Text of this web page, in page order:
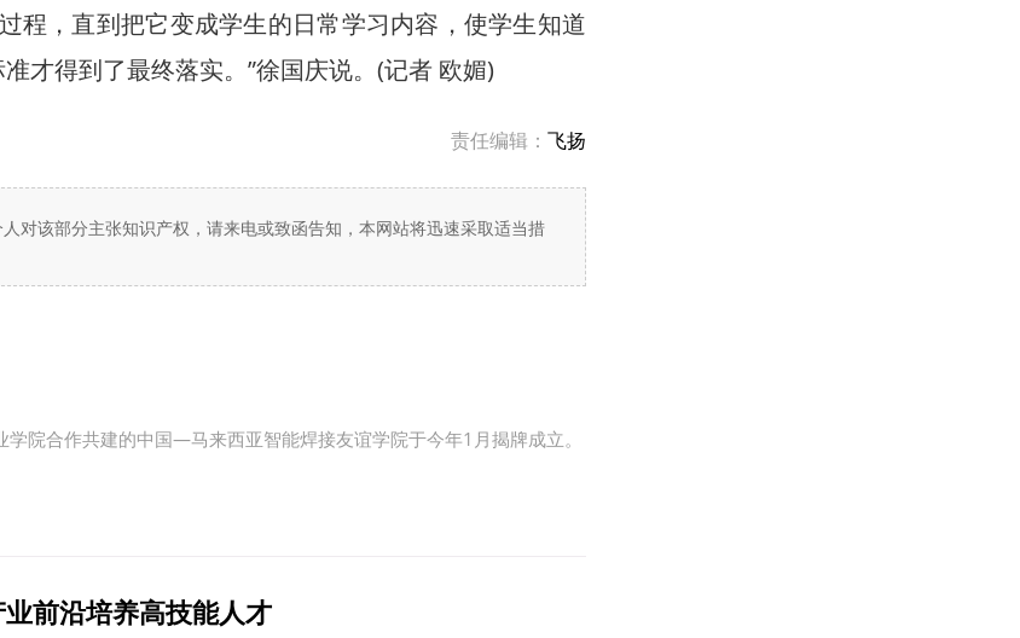
，直到把它变成学生的日常学习内容，使学生知道
才得到了最终落实。”徐国庆说。(记者 欧媚)
责任编辑： 飞扬
对该部分主张知识产权，请来电或致函告知，本网站将迅速采取适当措
院合作共建的中国—马来西亚智能焊接友谊学院于今年1月揭牌成立。
前沿培养高技能人才